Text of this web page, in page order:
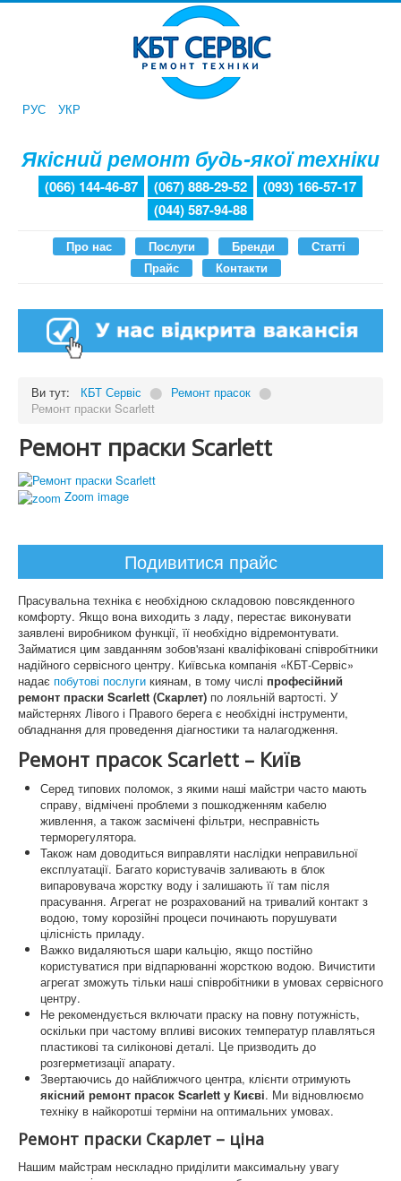
РУС УКР
Якісний ремонт будь-якої техніки
(066) 144-46-87 (067) 888-29-52
(093) 166-57-17
(044) 587-94-88
Про нас Послуги Бренди
Статті
Прайс
Контакти
Ви тут: КБТ Сервіс ⬤ Ремонт прасок ⬤
Ремонт праски Scarlett
Ремонт праски Scarlett
Zoom image
Подивитися прайс
Прасувальна техніка є необхідною складовою повсякденного
комфорту. Якщо вона виходить з ладу, перестає виконувати
заявлені виробником функції, її необхідно відремонтувати.
Займатися цим завданням зобов'язані кваліфіковані співробітники
надійного сервісного центру. Київська компанія «КБТ-Сервіс»
надає побутові послуги киянам, в тому числі професійний
ремонт праски Scarlett (Скарлет) по лояльній вартості. У
майстернях Лівого і Правого берега є необхідні інструменти,
обладнання для проведення діагностики та налагодження.
Ремонт прасок Scarlett – Київ
Серед типових поломок, з якими наші майстри часто мають
справу, відмічені проблеми з пошкодженням кабелю
живлення, а також засмічені фільтри, несправність
терморегулятора.
Також нам доводиться виправляти наслідки неправильної
експлуатації. Багато користувачів заливають в блок
випаровувача жорстку воду і залишають її там після
прасування. Агрегат не розрахований на тривалий контакт з
водою, тому корозійні процеси починають порушувати
цілісність приладу.
Важко видаляються шари кальцію, якщо постійно
користуватися при відпарюванні жорсткою водою. Вичистити
агрегат зможуть тільки наші співробітники в умовах сервісного
центру.
Не рекомендується включати праску на повну потужність,
оскільки при частому впливі високих температур плавляться
пластикові та силіконові деталі. Це призводить до
розгерметизації апарату.
Звертаючись до найближчого центра, клієнти отримують
якісний ремонт прасок Scarlett у Києві. Ми відновлюємо
техніку в найкоротші терміни на оптимальних умовах.
Ремонт праски Скарлет – ціна
Нашим майстрам нескладно приділити максимальну увагу